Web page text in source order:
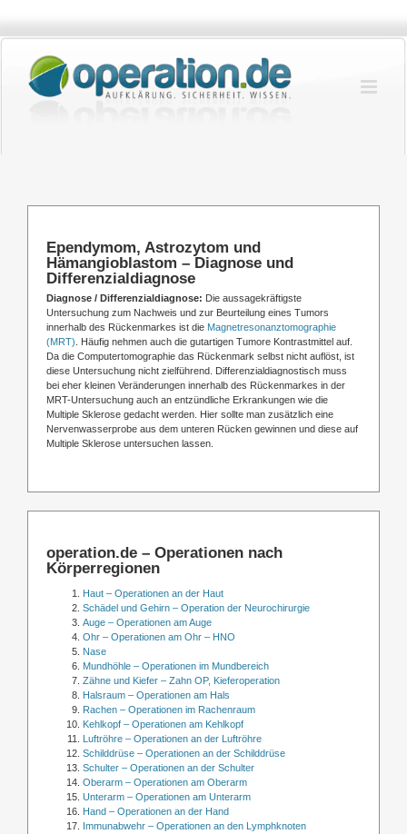
springen
Ependymom, Astrozytom und
Hämangioblastom – Diagnose und
Differenzialdiagnose
Diagnose / Differenzialdiagnose: Die aussagekräftigste
Untersuchung zum Nachweis und zur Beurteilung eines Tumors
innerhalb des Rückenmarkes ist die Magnetresonanztomographie
(MRT) . Häufig nehmen auch die gutartigen Tumore Kontrastmittel auf.
Da die Computertomographie das Rückenmark selbst nicht auflöst, ist
diese Untersuchung nicht zielführend. Differenzialdiagnostisch muss
bei eher kleinen Veränderungen innerhalb des Rückenmarkes in der
MRT-Untersuchung auch an entzündliche Erkrankungen wie die
Multiple Sklerose gedacht werden. Hier sollte man zusätzlich eine
Nervenwasserprobe aus dem unteren Rücken gewinnen und diese auf
Multiple Sklerose untersuchen lassen.
operation.de – Operationen nach
Körperregionen
Haut – Operationen an der Haut
Schädel und Gehirn – Operation der Neurochirurgie
Auge – Operationen am Auge
Ohr – Operationen am Ohr – HNO
Nase
Mundhöhle – Operationen im Mundbereich
Zähne und Kiefer – Zahn OP, Kieferoperation
Halsraum – Operationen am Hals
Rachen – Operationen im Rachenraum
Kehlkopf – Operationen am Kehlkopf
Luftröhre – Operationen an der Luftröhre
Schilddrüse – Operationen an der Schilddrüse
Schulter – Operationen an der Schulter
Oberarm – Operationen am Oberarm
Unterarm – Operationen am Unterarm
Hand – Operationen an der Hand
Immunabwehr – Operationen an den Lymphknoten